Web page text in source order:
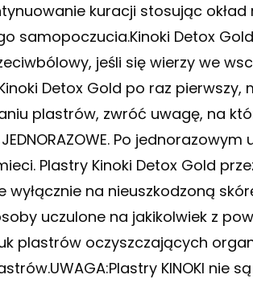
kuracji stosując
samopoczucia.Kinoki Detox
jeśli się wierzy we
Detox Gold po raz pierwszy,
plastrów, zwróć uwagę, na
Po
Plastry Kinoki Detox Gold
na nieuszkodzoną
uczulone na jakikolwiek z
plastrów oczyszczających
KINOKI nie